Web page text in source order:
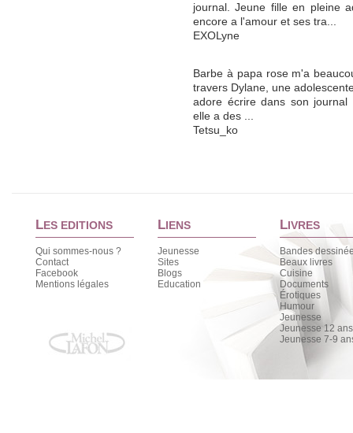
journal. Jeune fille en pleine
encore a l'amour et ses tra...
EXOLyne
Barbe à papa rose m'a
travers Dylane, une
adore écrire dans son
elle a des ...
Tetsu_ko
LES EDITIONS
Qui sommes-nous ?
Contact
Facebook
Mentions légales
LIENS
Jeunesse
Sites
Blogs
Education
LIVRES
Bandes
Beaux livres
Cuisine
Documents
Érotiques
Humour
Jeunesse
Jeunesse 12
Jeunesse 7-9